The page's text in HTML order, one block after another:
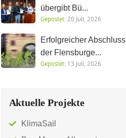
übergibt Bü...
Gepostet:20 Juli, 2026
Erfolgreicher Abschluss
der Flensburge...
Gepostet:13 Juli, 2026
Aktuelle Projekte
KlimaSail